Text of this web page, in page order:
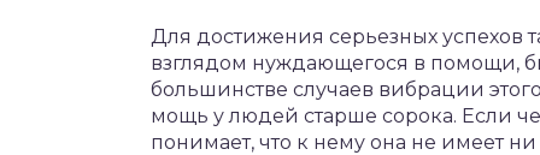
Для достижения серьезных успехов
взглядом нуждающегося в помощи,
большинстве случаев вибрации
мощь у людей старше сорока. Если
понимает, что к нему она не имеет